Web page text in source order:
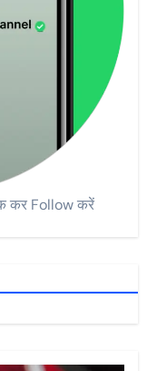
कर Follow करें